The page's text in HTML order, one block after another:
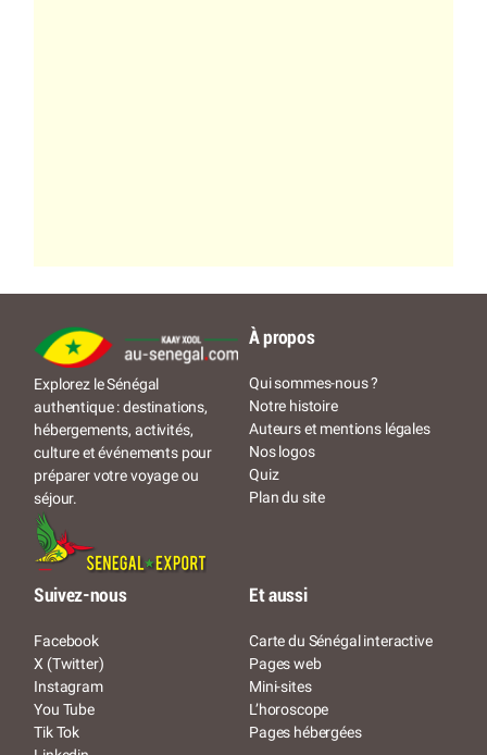
Explorez le Sénégal
authentique : destinations,
hébergements, activités,
culture et événements pour
préparer votre voyage ou
séjour.
À propos
Qui sommes-nous ?
Notre histoire
Auteurs et mentions légales
Nos logos
Quiz
Plan du site
Suivez-nous
Facebook
X (Twitter)
Instagram
You Tube
Tik Tok
Et aussi
Carte du Sénégal interactive
Pages web
Mini-sites
L’horoscope
Pages hébergées